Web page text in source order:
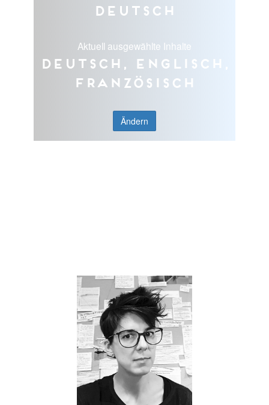
Deutsch
Aktuell ausgewählte Inhalte
Deutsch, Englisch,
Französisch
Ändern